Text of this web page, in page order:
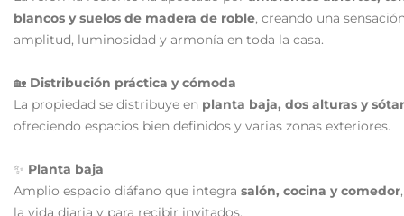
blancos y suelos de madera de roble, creando una
amplitud, luminosidad y armonía en toda la casa.
🏡 Distribución práctica y cómoda
La propiedad se distribuye en planta baja, dos alturas y
ofreciendo espacios bien definidos y varias zonas exteriores.
✨ Planta baja
Amplio espacio diáfano que integra salón, cocina y comedor
la vida diaria y para recibir invitados.